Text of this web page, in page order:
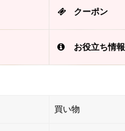
クーポン
お役立ち情報
買い物